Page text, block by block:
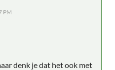
PM
denk je dat het ook met